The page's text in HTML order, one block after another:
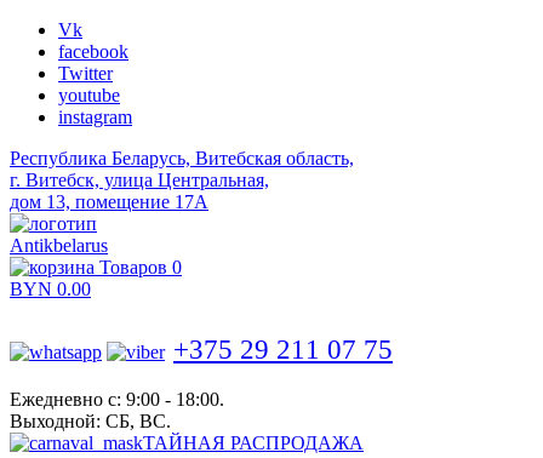
Vk
facebook
Twitter
youtube
instagram
Республика Беларусь, Витебская область,
г. Витебск, улица Центральная,
дом 13, помещение 17А
Antikbelarus
Товаров 0
BYN 0.00
+375 29 211 07 75
Ежедневно с: 9:00 - 18:00.
Выходной: СБ, ВС.
ТАЙНАЯ РАСПРОДАЖА